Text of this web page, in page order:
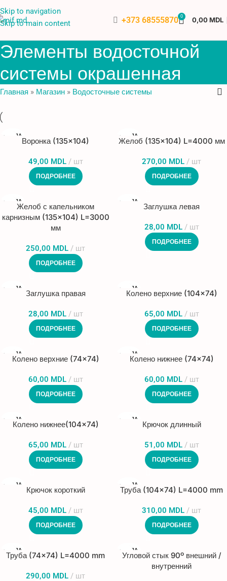
Skip to navigation
Skip to main content
+373 68555870 0 0,00MDL
Элементы водосточной
системы окрашенная
Главная » Магазин » Водосточные системы
ПРОДА
Воронка (135×104)
49,00 MDL шт
ПОДРОБНЕЕ
ПРОДА
НО
Желоб (135×104) L=4000 мм
270,00 MDL шт
ПОДРОБНЕЕ
ПРОДА
Желоб с капельником
карнизным (135×104) L=3000
мм
250,00 MDL шт
ПОДРОБНЕЕ
ПРОДА
Заглушка левая
28,00 MDL шт
ПОДРОБНЕЕ
ПРОДА
Заглушка правая
28,00 MDL шт
ПОДРОБНЕЕ
ПРОДА
НО
Колено верхние (104×74)
65,00 MDL шт
ПОДРОБНЕЕ
ПРОДА
НО
Колено верхние (74×74)
60,00 MDL шт
ПОДРОБНЕЕ
ПРОДА
НОКолено нижнее (74×74)
60,00 MDL шт
ПОДРОБНЕЕ
ПРОДА
НОКолено нижнее(104×74)
65,00 MDL шт
ПОДРОБНЕЕ
ПРОДА
Крючок длинный
51,00 MDL шт
ПОДРОБНЕЕ
ПРОДА
Крючок короткий
45,00 MDL шт
ПОДРОБНЕЕ
ПРОДА
НО
Труба (104×74) L=4000 mm
310,00 MDL шт
ПОДРОБНЕЕ
ПРОДА
НО
Труба (74×74) L=4000 mm
290,00 MDL шт
ПРОДА
НО
Угловой стык 90º внешний /
внутренний